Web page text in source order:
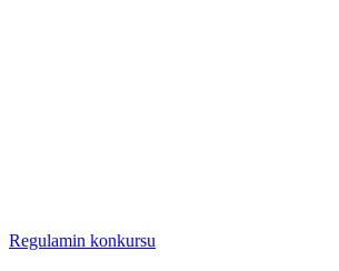
Regulamin konkursu